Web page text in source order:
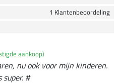
1 Klantenbeoordeling
aankoop)
nu ook voor mijn kinderen.
#